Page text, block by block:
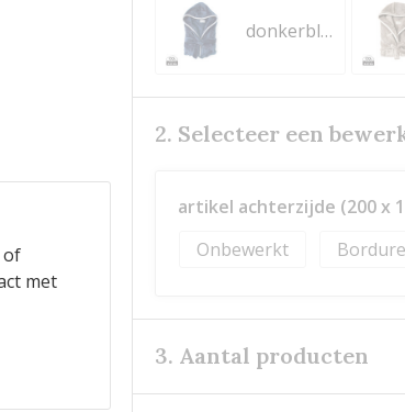
of
met
donkerblauw
2. Selecteer een
artikel achterzijde (200 x
Onbewerkt
3. Aantal producten